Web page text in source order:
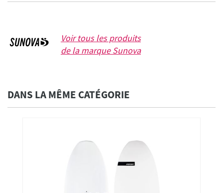
Voir tous les produits
de la marqueSunova
DANS LA MÊME CATÉGORIE